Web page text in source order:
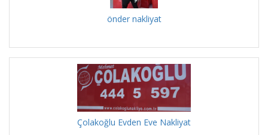
önder nakliyat
Çolakoğlu Evden Eve Nakliyat